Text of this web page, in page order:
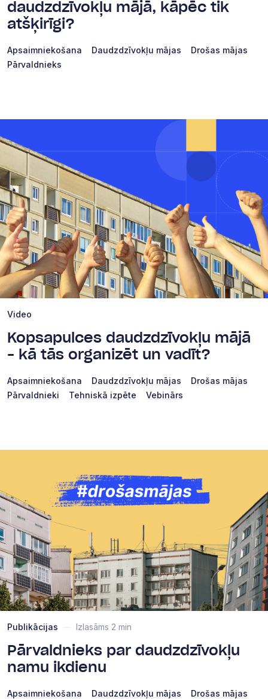
daudzdzīvokļu mājā, kāpēc tik
atšķirīgi?
Apsaimniekošana Daudzdzīvokļu mājas
Drošas mājas
Pārvaldnieks
Video
Kopsapulces daudzdzīvokļu mājā
– kā tās organizēt un vadīt?
Apsaimniekošana Daudzdzīvokļu mājas
Drošas mājas
Pārvaldnieki
Tehniskā izpēte Vebinārs
Publikācijas Izlasāms 2 min
Pārvaldnieks par daudzdzīvokļu
namu ikdienu
Apsaimniekošana Daudzdzīvokļu mājas
Drošas mājas